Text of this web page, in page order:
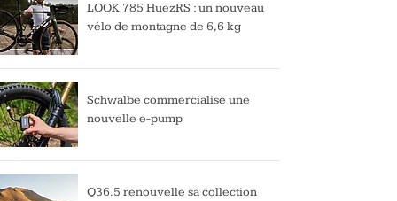
LOOK 785 HuezRS : un nouveau
vélo de montagne de 6,6 kg
Schwalbe commercialise une
nouvelle e-pump
Q36.5 renouvelle sa collection